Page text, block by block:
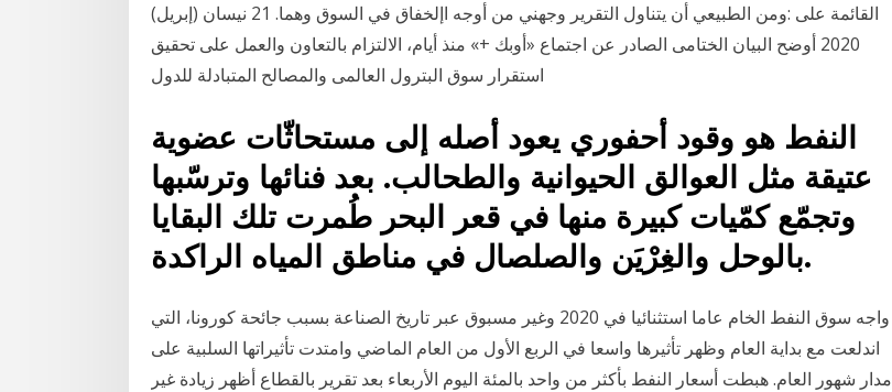
القائمة على :ومن الطبيعي أن يتناول التقرير وجهني من أوجه اإلخفاق في السوق وهما. 21 نيسان (إبريل)
2020 أوضح البيان الختامى الصادر عن اجتماع «أوبك +» منذ أيام، الالتزام بالتعاون والعمل على تحقيق
النفط هو وقود أحفوري يعود أصله إلى مستحاثّات عضوية
عتيقة مثل العوالق الحيوانية والطحالب. بعد فنائها وترسّبها
وتجمّع كمّيات كبيرة منها في قعر البحر طُمرت تلك البقايا
بالوحل والغِرْيَن والصلصال في مناطق المياه الراكدة.
واجه سوق النفط الخام عاما استثنائيا في 2020 وغير مسبوق عبر تاريخ الصناعة بسبب جائحة كورونا، التي
اندلعت مع بداية العام وظهر تأثيرها واسعا في الربع الأول من العام الماضي وامتدت تأثيراتها السلبية على
مدار شهور العام. هبطت أسعار النفط بأكثر من واحد بالمئة اليوم الأربعاء بعد تقرير بالقطاع أظهر زيادة غير